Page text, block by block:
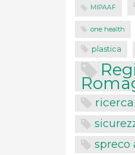
MIPAAF
one health
plastica
ricerca
spreco